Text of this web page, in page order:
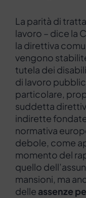
La parità di
lavoro – dice la
la direttiva
vengono
tutela dei
di lavoro
particolare,
suddetta
indirette
normativa
debole, come
momento del
quello
mansioni, ma
delle assenze